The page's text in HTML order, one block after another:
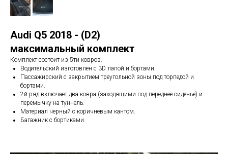
Audi Q5 2018 - (D2)
максимальный комплект
Комплект состоит из 5ти ковров.
Водительский изготовлен с 3D лапой и бортами.
Пассажирский с закрытием треугольной зоны под торпедой и
бортами.
2й ряд включает два ковра (заходящими под переднее сиденье) и
перемычку на туннель.
Материал черный с коричневым кантом.
Багажник с бортиками.